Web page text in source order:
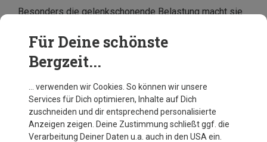
Besonders die gelenkschonende Belastung macht sie
Widerstandsbänder beim Kraftaufbau genauso effektiv
wie Gewichtstraining mit Hanteln sind. Zudem
aktivieren sie oft tiefere Muskelschichten, da sie
Stabilisation erfordern.
Für Deine schönste
Bergzeit...
… verwenden wir Cookies. So können wir unsere
Services für Dich optimieren, Inhalte auf Dich
zuschneiden und dir entsprechend personalisierte
Anzeigen zeigen. Deine Zustimmung schließt ggf. die
Verarbeitung Deiner Daten u.a. auch in den USA ein.